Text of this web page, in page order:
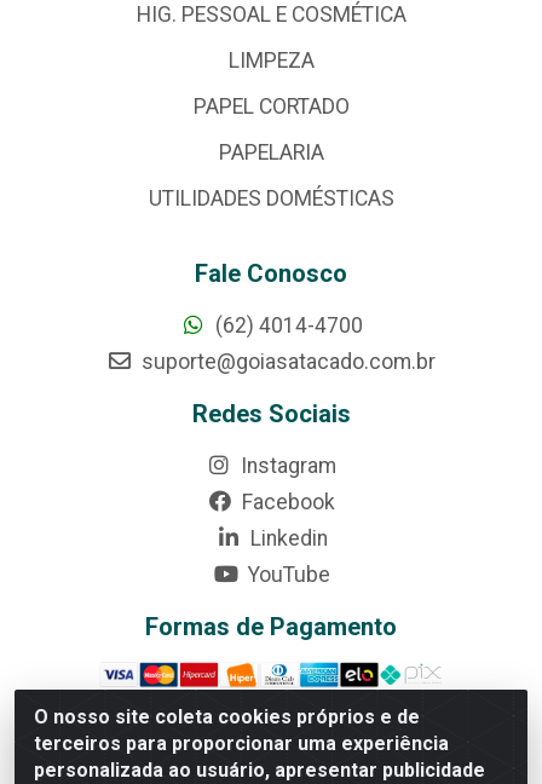
O nosso site coleta cookies próprios e de
terceiros para proporcionar uma experiência
personalizada ao usuário, apresentar publicidade
HIG. PESSOAL E COSMÉTICA
LIMPEZA
PAPEL CORTADO
PAPELARIA
UTILIDADES DOMÉSTICAS
Fale Conosco
(62) 4014-4700
suporte@goiasatacado.com.br
Redes Sociais
Instagram
Facebook
Linkedin
YouTube
Formas de Pagamento
Rede Brasil - Avenida Universitária, nº 3860, Jardim das